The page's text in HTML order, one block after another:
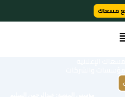
مسعاك